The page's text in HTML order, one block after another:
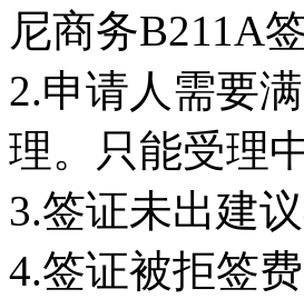
尼商务B211A签
2.申请人需要
理。只能受理
3.签证未出建
4.签证被拒签